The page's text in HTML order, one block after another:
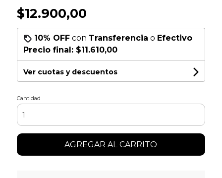
$12.900,00
10% OFFcon Transferencia o Efectivo
Precio final: $11.610,00
Ver cuotas y descuentos
Cantidad
AGREGAR AL CARRITO